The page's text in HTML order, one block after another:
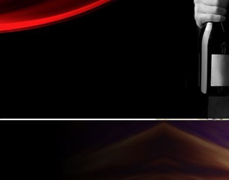
金湖凱銘儀表有限公司LOGO